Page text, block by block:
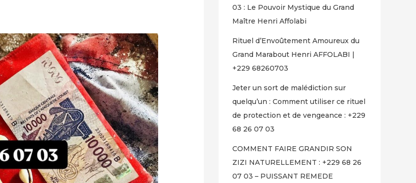
03 : Le Pouvoir Mystique du Grand
Maître Henri Affolabi
Rituel d’Envoûtement Amoureux du
Grand Marabout Henri AFFOLABI |
+229 68260703
Jeter un sort de malédiction sur
quelqu’un : Comment utiliser ce rituel
de protection et de vengeance : +229
68 26 07 03
COMMENT FAIRE GRANDIR SON
ZIZI NATURELLEMENT : +229 68 26
07 03 – PUISSANT REMEDE